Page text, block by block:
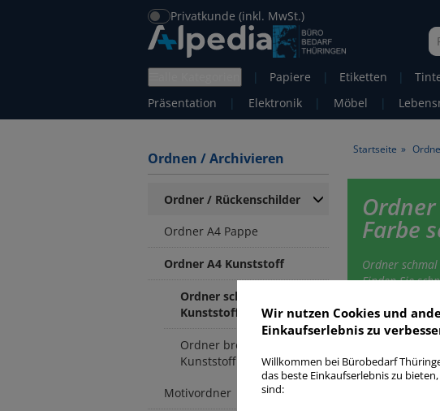
Privatkunde (inkl. MwSt.)
| Papiere | Etiketten |
Präsentation
| Elektronik | Möbel |
Ordnen / Archivieren
Ordner / Rückenschilder
Ordner A4 Pappe
Ordner A4 Kunststoff
Ordner schmal A4
Kunststoff
Ordner breit A4
Kunststoff
Motivordner
Startseite »
Farbe
Ordner
Finden Sie
Wir nutzen Cookies und
Einkaufserlebnis zu
Willkommen bei Bürobedarf
das beste Einkaufserlebnis zu
sind: